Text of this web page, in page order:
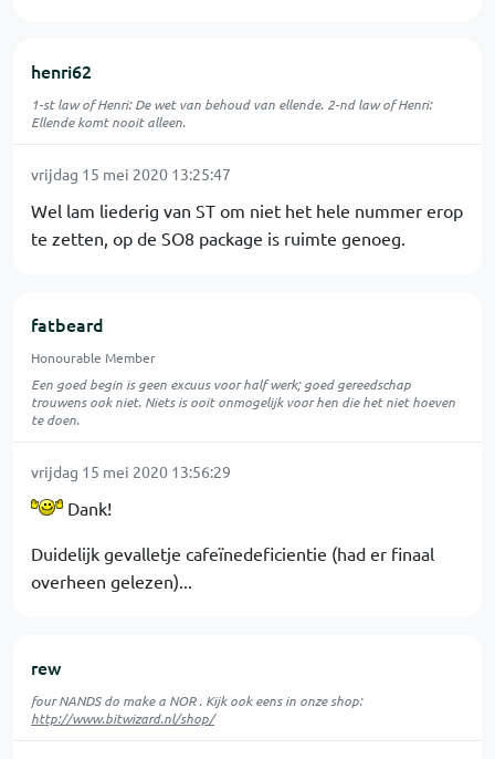
henri62
1-st law of Henri: De wet van behoud van ellende. 2-nd law of Henri:
Ellende komt nooit alleen.
vrijdag 15 mei 2020 13:25:47
Wel lam liederig van ST om niet het hele nummer erop
te zetten, op de SO8 package is ruimte genoeg.
fatbeard
Honourable Member
Een goed begin is geen excuus voor half werk; goed gereedschap
trouwens ook niet. Niets is ooit onmogelijk voor hen die het niet hoeven
te doen.
vrijdag 15 mei 2020 13:56:29
Dank!
Duidelijk gevalletje cafeïnedeficientie (had er finaal
overheen gelezen)...
rew
four NANDS do make a NOR . Kijk ook eens in onze shop:
http://www.bitwizard.nl/shop/